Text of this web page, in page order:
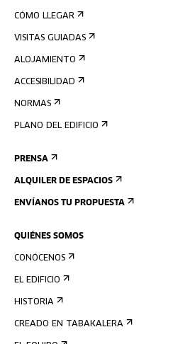
CÓMO LLEGAR
VISITAS GUIADAS
ALOJAMIENTO
ACCESIBILIDAD
NORMAS
PLANO DEL EDIFICIO
PRENSA
ALQUILER DE ESPACIOS
ENVÍANOS TU PROPUESTA
QUIÉNES SOMOS
CONÓCENOS
EL EDIFICIO
HISTORIA
CREADO EN TABAKALERA